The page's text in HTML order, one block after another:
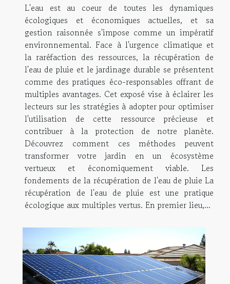
L'eau est au coeur de toutes les dynamiques
écologiques et économiques actuelles, et sa
gestion raisonnée s'impose comme un impératif
environnemental. Face à l'urgence climatique et
la raréfaction des ressources, la récupération de
l'eau de pluie et le jardinage durable se présentent
comme des pratiques éco-responsables offrant de
multiples avantages. Cet exposé vise à éclairer les
lecteurs sur les stratégies à adopter pour optimiser
l'utilisation de cette ressource précieuse et
contribuer à la protection de notre planète.
Découvrez comment ces méthodes peuvent
transformer votre jardin en un écosystème
vertueux et économiquement viable. Les
fondements de la récupération de l'eau de pluie La
récupération de l'eau de pluie est une pratique
écologique aux multiples vertus. En premier lieu,...